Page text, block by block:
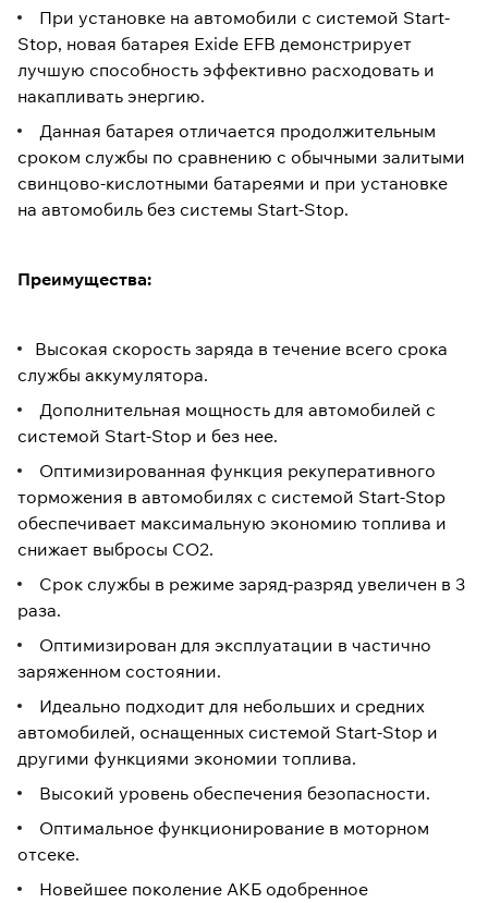
При установке на автомобили с системой Start-
Stop, новая батарея Exide EFB демонстрирует
лучшую способность эффективно расходовать и
накапливать энергию.
Данная батарея отличается продолжительным
сроком службы по сравнению с обычными залитыми
свинцово-кислотными батареями и при установке
на автомобиль без системы Start-Stop.
Преимущества:
Высокая скорость заряда в течение всего срока
службы аккумулятора.
Дополнительная мощность для автомобилей с
системой Start-Stop и без нее.
Оптимизированная функция рекуперативного
торможения в автомобилях с системой Start-Stop
обеспечивает максимальную экономию топлива и
снижает выбросы CO2.
Срок службы в режиме заряд-разряд увеличен в 3
раза.
Оптимизирован для эксплуатации в частично
заряженном состоянии.
Идеально подходит для небольших и средних
автомобилей, оснащенных системой Start-Stop и
другими функциями экономии топлива.
Высокий уровень обеспечения безопасности.
Оптимальное функционирование в моторном
отсеке.
Новейшее поколение АКБ одобренное